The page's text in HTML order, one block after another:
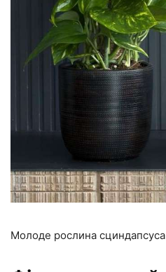
Молоде рослина сциндапсуса